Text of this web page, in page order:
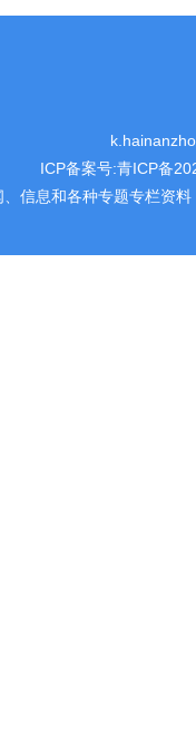
ICP备案号:青ICP备
信息和各种专题专栏资